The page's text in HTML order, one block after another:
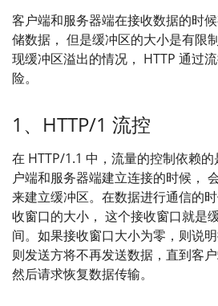
客户端和服务器端在接收数据的时
储数据， 但是缓冲区的大小是有限
现缓冲区溢出的情况， HTTP 通过
险。
1、HTTP/1 流控
在 HTTP/1.1 中，流量的控制依赖
户端和服务器端建立连接的时候，
来建立缓冲区。在数据进行通信的
收窗口的大小， 这个接收窗口就是
间。如果接收窗口大小为零，则说
则发送方将不再发送数据，直到客
然后请求恢复数据传输。